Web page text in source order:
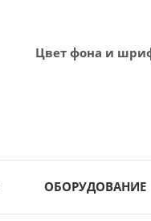
Цвет фона и
ОБОРУДОВАНИЕ